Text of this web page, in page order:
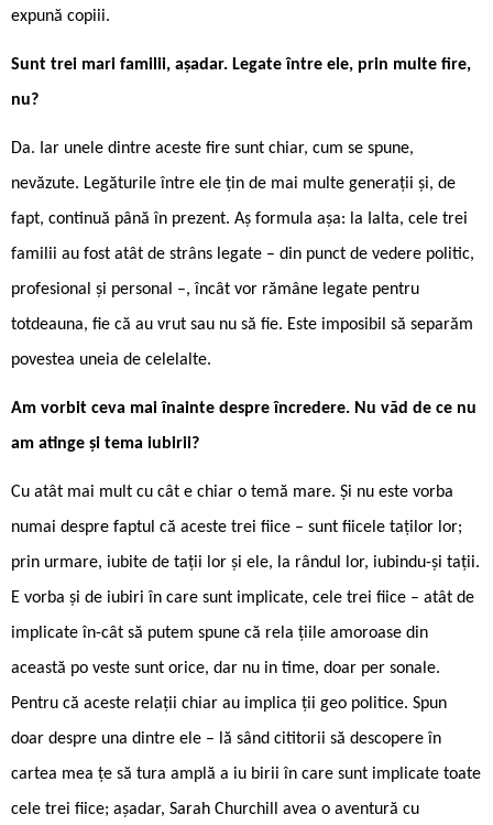
expună copiii.
Sunt trei mari familii, așadar. Legate între ele, prin multe fire,
nu?
Da. Iar unele dintre aceste fire sunt chiar, cum se spune,
nevăzute. Legăturile între ele țin de mai multe generații și, de
fapt, continuă până în prezent. Aș formula așa: la Ialta, cele trei
familii au fost atât de strâns legate – din punct de vedere politic,
profesional și personal –, încât vor rămâne legate pentru
totdeauna, fie că au vrut sau nu să fie. Este imposibil să separăm
povestea uneia de celelalte.
Am vorbit ceva mai înainte despre încredere. Nu văd de ce nu
am atinge și tema iubirii?
Cu atât mai mult cu cât e chiar o temă mare. Și nu este vorba
numai despre faptul că aceste trei fiice – sunt fiicele taților lor;
prin urmare, iubite de tații lor și ele, la rândul lor, iubindu-și tații.
E vorba și de iubiri în care sunt implicate, cele trei fiice – atât de
implicate în-cât să putem spune că rela ­țiile amoroase din
această po ­veste sunt orice, dar nu in time, doar per sonale.
Pentru că aceste relații chiar au implica ții geo ­politice. Spun
doar despre una dintre ele – lă ­sând cititorii să descopere în
cartea mea țe să ­tura amplă a iu ­birii în care sunt implicate toate
cele trei fiice; așadar, Sarah Churchill avea o aventură cu